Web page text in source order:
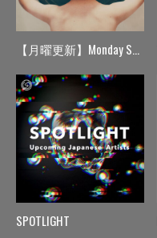
【月曜更新】Monday Spin
SPOTLIGHT